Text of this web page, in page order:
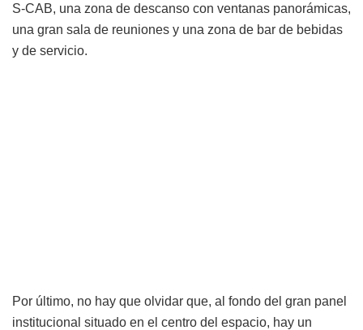
S-CAB, una zona de descanso con ventanas panorámicas,
una gran sala de reuniones y una zona de bar de bebidas
y de servicio.
Por último, no hay que olvidar que, al fondo del gran panel
institucional situado en el centro del espacio, hay un